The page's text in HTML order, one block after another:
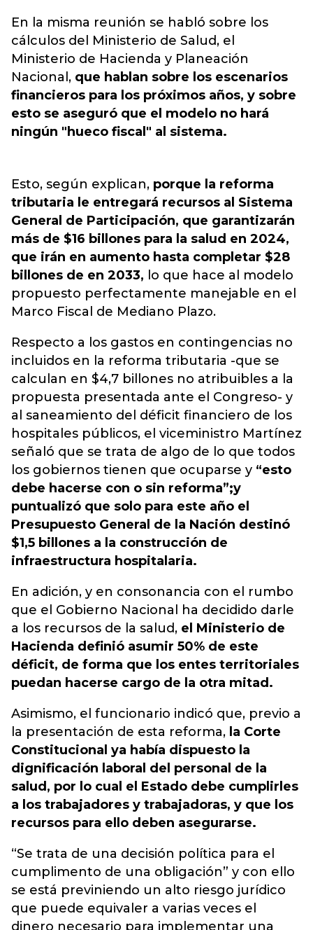
En la misma reunión se habló sobre los
cálculos del Ministerio de Salud, el
Ministerio de Hacienda y Planeación
Nacional, que hablan sobre los escenarios
financieros para los próximos años, y sobre
esto se aseguró que el modelo no hará
ningún "hueco fiscal" al sistema.
Esto, según explican, porque la reforma
tributaria le entregará recursos al Sistema
General de Participación, que garantizarán
más de $16 billones para la salud en 2024,
que irán en aumento hasta completar $28
billones de en 2033, lo que hace al modelo
propuesto perfectamente manejable en el
Marco Fiscal de Mediano Plazo.
Respecto a los gastos en contingencias no
incluidos en la reforma tributaria -que se
calculan en $4,7 billones no atribuibles a la
propuesta presentada ante el Congreso- y
al saneamiento del déficit financiero de los
hospitales públicos, el viceministro Martínez
señaló que se trata de algo de lo que todos
los gobiernos tienen que ocuparse y “esto
debe hacerse con o sin reforma”;y
puntualizó que solo para este año el
Presupuesto General de la Nación destinó
$1,5 billones a la construcción de
infraestructura hospitalaria.
En adición, y en consonancia con el rumbo
que el Gobierno Nacional ha decidido darle
a los recursos de la salud, el Ministerio de
Hacienda definió asumir 50% de este
déficit, de forma que los entes territoriales
puedan hacerse cargo de la otra mitad.
Asimismo, el funcionario indicó que, previo a
la presentación de esta reforma, la Corte
Constitucional ya había dispuesto la
dignificación laboral del personal de la
salud, por lo cual el Estado debe cumplirles
a los trabajadores y trabajadoras, y que los
recursos para ello deben asegurarse.
“Se trata de una decisión política para el
cumplimento de una obligación” y con ello
se está previniendo un alto riesgo jurídico
que puede equivaler a varias veces el
dinero necesario para implementar una